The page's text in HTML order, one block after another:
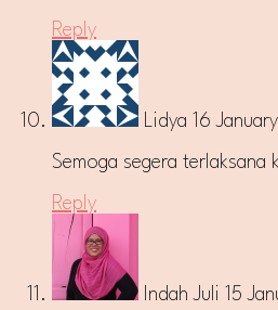
Reply
Lidya 16
Semoga segera terlaksana
Reply
Indah Juli 15